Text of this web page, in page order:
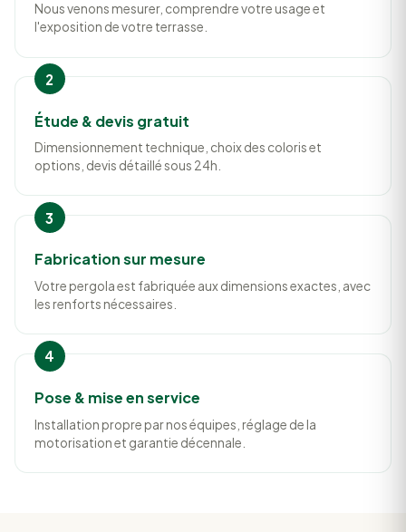
Nous venons mesurer, comprendre votre usage et
l'exposition de votre terrasse.
Étude & devis gratuit
Dimensionnement technique, choix des coloris et
options, devis détaillé sous 24h.
Fabrication sur mesure
Votre pergola est fabriquée aux dimensions exactes, avec
les renforts nécessaires.
Pose & mise en service
Installation propre par nos équipes, réglage de la
motorisation et garantie décennale.